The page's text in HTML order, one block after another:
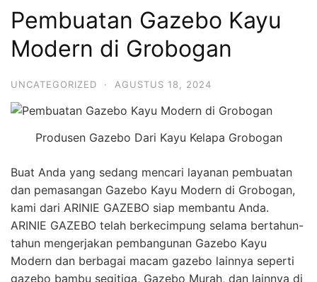
Pembuatan Gazebo Kayu
Modern di Grobogan
UNCATEGORIZED · AGUSTUS 18, 2024
Produsen Gazebo Dari Kayu Kelapa Grobogan
Buat Anda yang sedang mencari layanan pembuatan
dan pemasangan Gazebo Kayu Modern di Grobogan,
kami dari ARINIE GAZEBO siap membantu Anda.
ARINIE GAZEBO telah berkecimpung selama bertahun-
tahun mengerjakan pembangunan Gazebo Kayu
Modern dan berbagai macam gazebo lainnya seperti
gazebo bambu segitiga, Gazebo Murah, dan lainnya di